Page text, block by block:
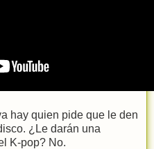
hay quien pide que le den
¿Le darán una
K-pop? No.